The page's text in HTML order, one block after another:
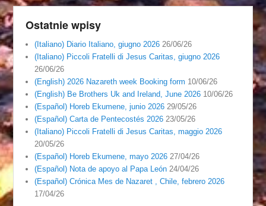
Ostatnie wpisy
(Italiano) Diario Italiano, giugno 2026 26/06/26
(Italiano) Piccoli Fratelli di Jesus Caritas, giugno 2026
26/06/26
(English) 2026 Nazareth week Booking form 10/06/26
(English) Be Brothers Uk and Ireland, June 2026 10/06/26
(Español) Horeb Ekumene, junio 2026 29/05/26
(Español) Carta de Pentecostés 2026 23/05/26
(Italiano) Piccoli Fratelli di Jesus Caritas, maggio 2026
20/05/26
(Español) Horeb Ekumene, mayo 2026 27/04/26
(Español) Nota de apoyo al Papa León 24/04/26
(Español) Crónica Mes de Nazaret , Chile, febrero 2026
17/04/26